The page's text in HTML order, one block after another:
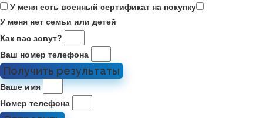
У меня есть военный сертификат на покупку
У меня нет семьи или детей
Как вас зовут?
Ваш номер телефона
Получить результаты
Ваше имя
Номер телефона